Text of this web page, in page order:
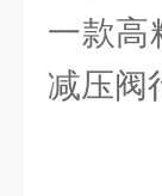
一款高
减压阀